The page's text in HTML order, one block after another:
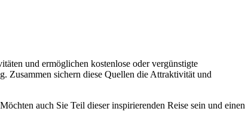
und ermöglichen kostenlose oder vergünstigte
Zusammen sichern diese Quellen die Attraktivität und
auch Sie Teil dieser inspirierenden Reise sein und einen